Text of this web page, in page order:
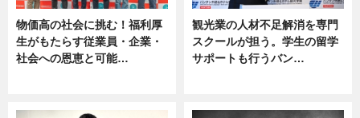
物価高の社会に挑む！福利厚
生がもたらす従業員・企業・
社会への恩恵と可能…
観光業の人材不足解消を専門
スクールが担う。学生の留学
サポートも行うバン…